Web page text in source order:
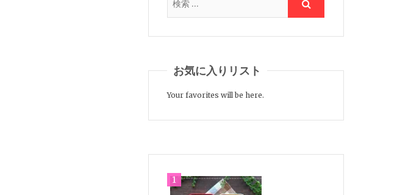
お気に入りリスト
Your favorites will be here.